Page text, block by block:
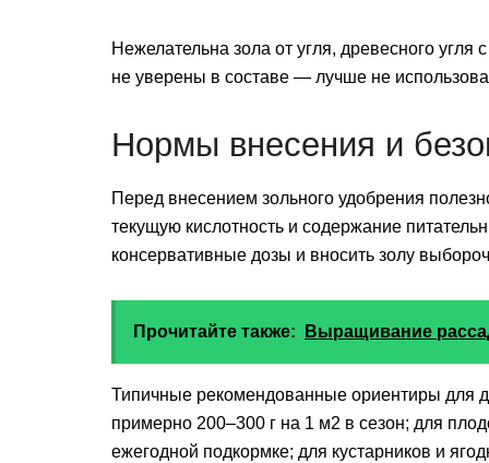
Нежелательна зола от угля, древесного
не уверены в составе — лучше не
Нормы внесения и
Перед внесением зольного удобрения
текущую кислотность и содержание
консервативные дозы и вносить золу
Прочитайте также: Выращивание
Типичные рекомендованные ориентиры для
примерно 200–300 г на 1 м2 в сезон; для
ежегодной подкормке; для кустарников и